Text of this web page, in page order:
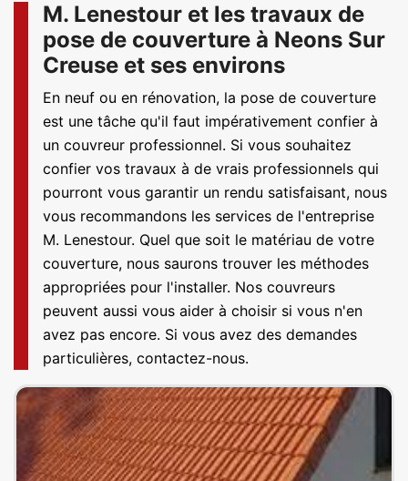
M. Lenestour et les travaux de
pose de couverture à Neons Sur
Creuse et ses environs
En neuf ou en rénovation, la pose de couverture
est une tâche qu'il faut impérativement confier à
un couvreur professionnel. Si vous souhaitez
confier vos travaux à de vrais professionnels qui
pourront vous garantir un rendu satisfaisant, nous
vous recommandons les services de l'entreprise
M. Lenestour. Quel que soit le matériau de votre
couverture, nous saurons trouver les méthodes
appropriées pour l'installer. Nos couvreurs
peuvent aussi vous aider à choisir si vous n'en
avez pas encore. Si vous avez des demandes
particulières, contactez-nous.